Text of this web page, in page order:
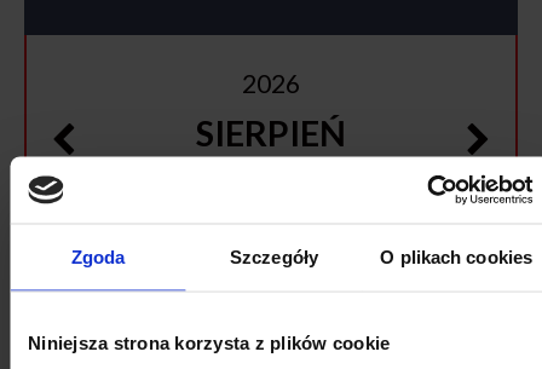
Zgoda Szczegóły O plikach cookies
Niniejsza strona korzysta z plików cookie
2026
SIERPIEŃ
27
30 1 2
10 11 12 13 14 15